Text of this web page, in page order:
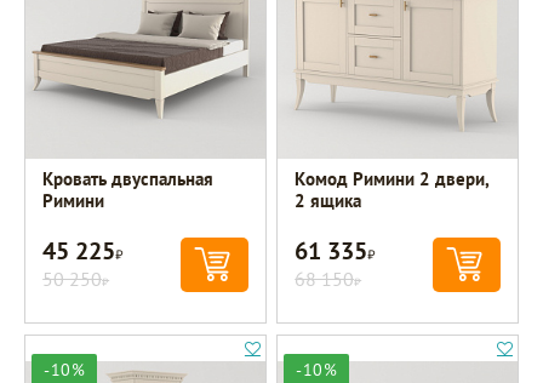
Кровать двуспальная
Римини
45 225Р
50 250Р
Комод Римини 2 двери,
2 ящика
61 335Р
68 150Р
-10% -10%